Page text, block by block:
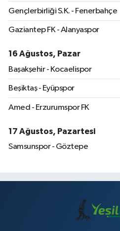
Gençlerbirliği S.K. - Fenerbahçe
Gaziantep FK - Alanyaspor
16 Ağustos, Pazar
Başakşehir - Kocaelispor
Beşiktaş - Eyüpspor
Amed - Erzurumspor FK
17 Ağustos, Pazartesi
Samsunspor - Göztepe